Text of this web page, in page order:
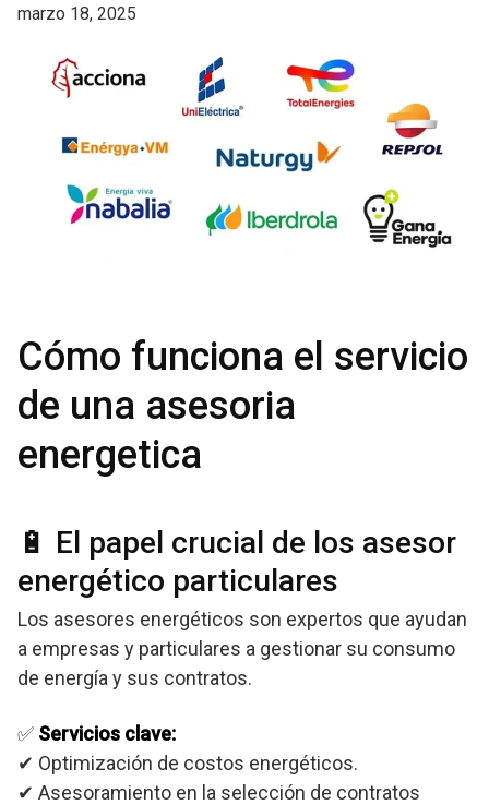
marzo 18, 2025
Cómo funciona el servicio
de una asesoria
energetica
🔋 El papel crucial de los asesor
energético particulares
Los asesores energéticos son expertos que ayudan
a empresas y particulares a gestionar su consumo
de energía y sus contratos.
✅ Servicios clave:
✔ Optimización de costos energéticos.
✔ Asesoramiento en la selección de contratos